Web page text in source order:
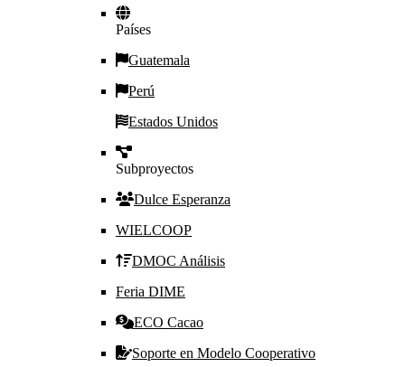
Países
Guatemala
Perú
Estados Unidos
Subproyectos
Dulce Esperanza
WIELCOOP
DMOC Análisis
Feria DIME
ECO Cacao
Soporte en Modelo Cooperativo